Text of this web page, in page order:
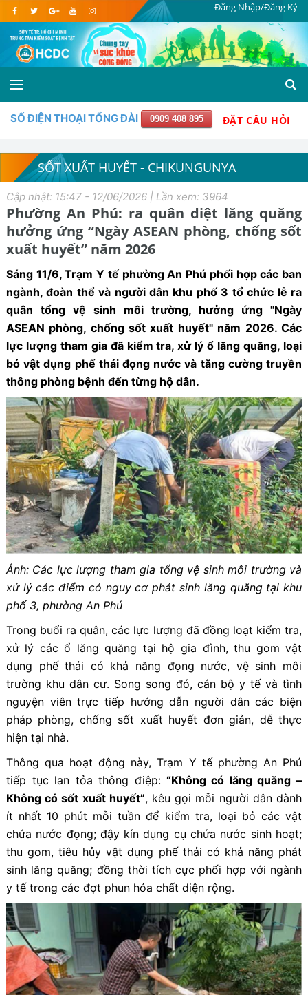
Đăng Nhập/Đăng Ký
SỐ ĐIỆN THOẠI TỔNG ĐÀI 0909 408 895 ĐẶT CÂU HỎI
SỐT XUẤT HUYẾT - CHIKUNGUNYA
Cập nhật: 15:47 - 12/06/2026 | Lần xem: 3964
Phường An Phú: ra quân diệt lăng quăng
hưởng ứng “Ngày ASEAN phòng, chống sốt
xuất huyết” năm 2026
Sáng 11/6, Trạm Y tế phường An Phú phối hợp các ban
ngành, đoàn thể và người dân khu phố 3 tổ chức lễ ra
quân tổng vệ sinh môi trường, hưởng ứng "Ngày
ASEAN phòng, chống sốt xuất huyết" năm 2026. Các
lực lượng tham gia đã kiểm tra, xử lý ổ lăng quăng, loại
bỏ vật dụng phế thải đọng nước và tăng cường truyền
thông phòng bệnh đến từng hộ dân.
Ảnh: Các lực lượng tham gia tổng vệ sinh môi trường và
xử lý các điểm có nguy cơ phát sinh lăng quăng tại khu
phố 3, phường An Phú
Trong buổi ra quân, các lực lượng đã đồng loạt kiểm tra,
xử lý các ổ lăng quăng tại hộ gia đình, thu gom vật
dụng phế thải có khả năng đọng nước, vệ sinh môi
trường khu dân cư. Song song đó, cán bộ y tế và tình
nguyện viên trực tiếp hướng dẫn người dân các biện
pháp phòng, chống sốt xuất huyết đơn giản, dễ thực
hiện tại nhà.
Thông qua hoạt động này, Trạm Y tế phường An Phú
tiếp tục lan tỏa thông điệp: “Không có lăng quăng –
Không có sốt xuất huyết”, kêu gọi mỗi người dân dành
ít nhất 10 phút mỗi tuần để kiểm tra, loại bỏ các vật
chứa nước đọng; đậy kín dụng cụ chứa nước sinh hoạt;
thu gom, tiêu hủy vật dụng phế thải có khả năng phát
sinh lăng quăng; đồng thời tích cực phối hợp với ngành
y tế trong các đợt phun hóa chất diện rộng.